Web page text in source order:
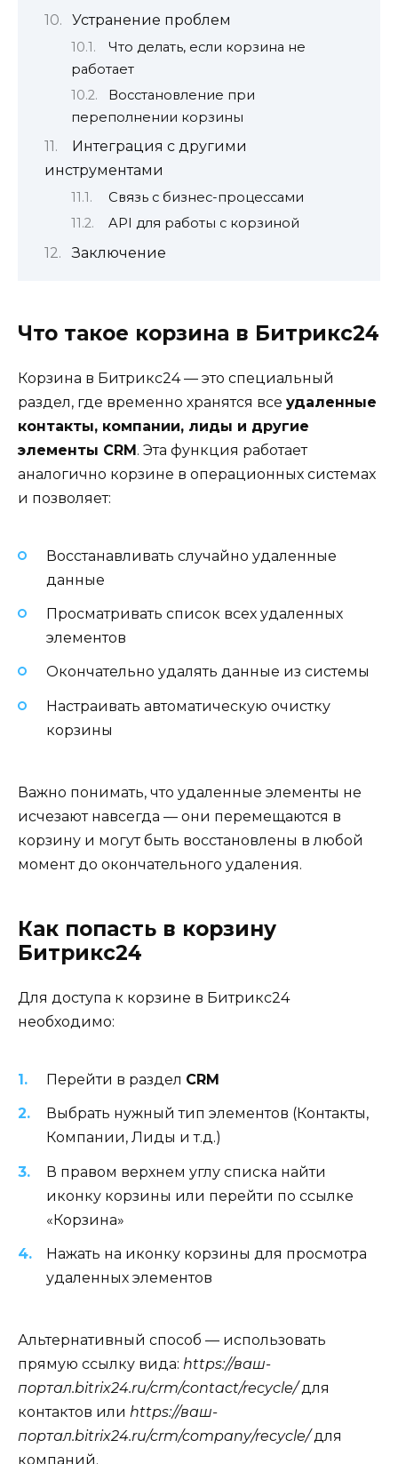
Устранение проблем
Что делать, если корзина не
работает
Восстановление при
переполнении корзины
Интеграция с другими
инструментами
Связь с бизнес-процессами
API для работы с корзиной
Заключение
Что такое корзина в Битрикс24
Корзина в Битрикс24 — это специальный
раздел, где временно хранятся все удаленные
контакты, компании, лиды и другие
элементы CRM. Эта функция работает
аналогично корзине в операционных системах
и позволяет:
Восстанавливать случайно удаленные
данные
Просматривать список всех удаленных
элементов
Окончательно удалять данные из системы
Настраивать автоматическую очистку
корзины
Важно понимать, что удаленные элементы не
исчезают навсегда — они перемещаются в
корзину и могут быть восстановлены в любой
момент до окончательного удаления.
Как попасть в корзину
Битрикс24
Для доступа к корзине в Битрикс24
необходимо:
Перейти в раздел CRM
Выбрать нужный тип элементов (Контакты,
Компании, Лиды и т.д.)
В правом верхнем углу списка найти
иконку корзины или перейти по ссылке
«Корзина»
Нажать на иконку корзины для просмотра
удаленных элементов
Альтернативный способ — использовать
прямую ссылку вида: https://ваш-
портал.bitrix24.ru/crm/contact/recycle/для
контактов или https://ваш-
портал.bitrix24.ru/crm/company/recycle/для
компаний.